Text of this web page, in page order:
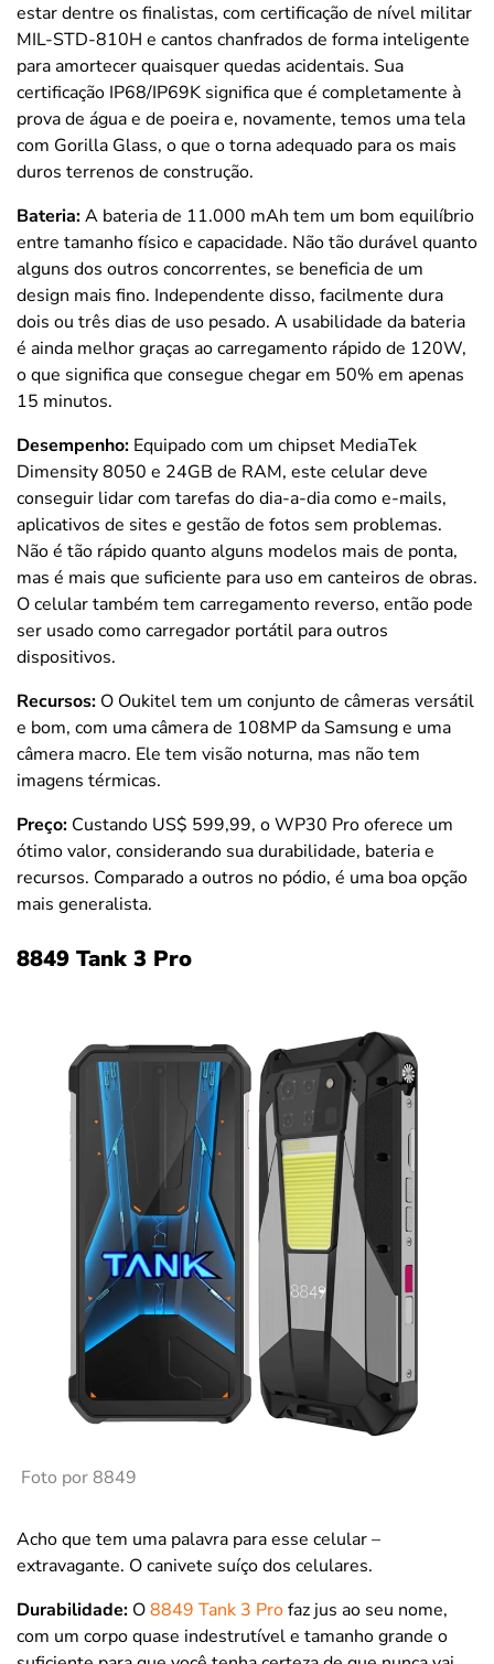
estar dentre os finalistas, com certificação de nível militar
MIL-STD-810H e cantos chanfrados de forma inteligente
para amortecer quaisquer quedas acidentais. Sua
certificação IP68/IP69K significa que é completamente à
prova de água e de poeira e, novamente, temos uma tela
com Gorilla Glass, o que o torna adequado para os mais
duros terrenos de construção.
Bateria:A bateria de 11.000 mAh tem um bom equilíbrio
entre tamanho físico e capacidade. Não tão durável quanto
alguns dos outros concorrentes, se beneficia de um
design mais fino. Independente disso, facilmente dura
dois ou três dias de uso pesado. A usabilidade da bateria
é ainda melhor graças ao carregamento rápido de 120W,
o que significa que consegue chegar em 50% em apenas
15 minutos.
Desempenho: Equipado com um chipset MediaTek
Dimensity 8050 e 24GB de RAM, este celular deve
conseguir lidar com tarefas do dia-a-dia como e-mails,
aplicativos de sites e gestão de fotos sem problemas.
Não é tão rápido quanto alguns modelos mais de ponta,
mas é mais que suficiente para uso em canteiros de obras.
O celular também tem carregamento reverso, então pode
ser usado como carregador portátil para outros
dispositivos.
Recursos: O Oukitel tem um conjunto de câmeras versátil
e bom, com uma câmera de 108MP da Samsung e uma
câmera macro. Ele tem visão noturna, mas não tem
imagens térmicas.
Preço: Custando US$ 599,99, o WP30 Pro oferece um
ótimo valor, considerando sua durabilidade, bateria e
recursos. Comparado a outros no pódio, é uma boa opção
mais generalista.
8849 Tank 3 Pro
Foto por 8849
Acho que tem uma palavra para esse celular –
extravagante. O canivete suíço dos celulares.
Durabilidade: O8849 Tank 3 Profaz jus ao seu nome,
com um corpo quase indestrutível e tamanho grande o